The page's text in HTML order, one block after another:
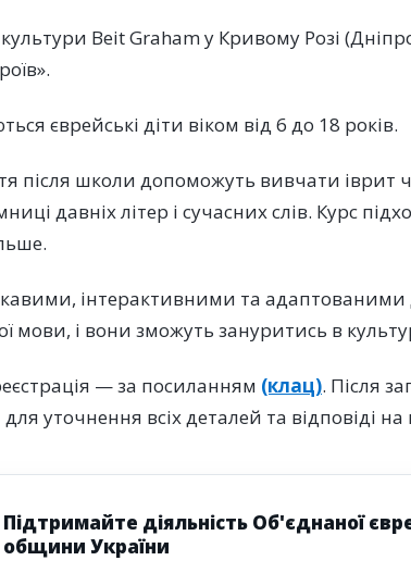
Beit Graham у Кривому Розі
єврейські діти віком від 6 до 18 років.
після школи допоможуть вивчати іврит
давніх літер і сучасних слів. Курс
інтерактивними та адаптованими
мови, і вони зможуть зануритись в
— за посиланням (клац). Після
уточнення всіх деталей та відповіді
Підтримайте діяльність Об'єднаної
общини України